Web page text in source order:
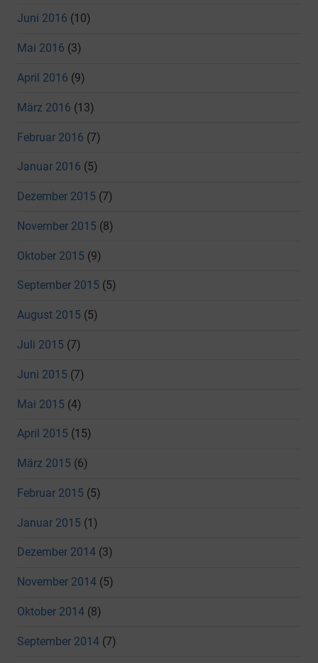
Juni 2016 (10)
Mai 2016 (3)
April 2016 (9)
März 2016 (13)
Februar 2016 (7)
Januar 2016 (5)
Dezember 2015 (7)
November 2015 (8)
Oktober 2015 (9)
September 2015 (5)
August 2015 (5)
Juli 2015 (7)
Juni 2015 (7)
Mai 2015 (4)
April 2015 (15)
März 2015 (6)
Februar 2015 (5)
Januar 2015 (1)
Dezember 2014 (3)
November 2014 (5)
Oktober 2014 (8)
September 2014 (7)